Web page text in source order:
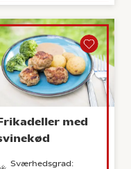
med
Sværhedsgrad: